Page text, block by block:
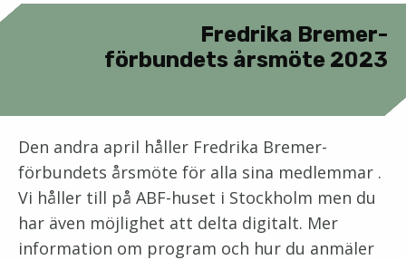
Fredrika Bremer-
förbundets årsmöte 2023
Den andra april håller Fredrika Bremer-
förbundets årsmöte för alla sina medlemmar .
Vi håller till på ABF-huset i Stockholm men du
har även möjlighet att delta digitalt. Mer
information om program och hur du anmäler